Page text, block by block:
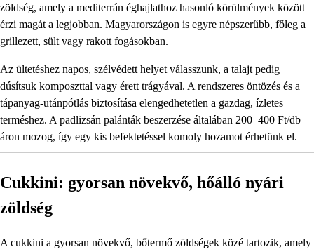
zöldség, amely a mediterrán éghajlathoz hasonló körülmények között
érzi magát a legjobban. Magyarországon is egyre népszerűbb, főleg a
grillezett, sült vagy rakott fogásokban.
Az ültetéshez napos, szélvédett helyet válasszunk, a talajt pedig
dúsítsuk komposzttal vagy érett trágyával. A rendszeres öntözés és a
tápanyag-utánpótlás biztosítása elengedhetetlen a gazdag, ízletes
terméshez. A padlizsán palánták beszerzése általában 200–400 Ft/db
áron mozog, így egy kis befektetéssel komoly hozamot érhetünk el.
Cukkini: gyorsan növekvő, hőálló nyári
zöldség
A cukkini a gyorsan növekvő, bőtermő zöldségek közé tartozik, amely